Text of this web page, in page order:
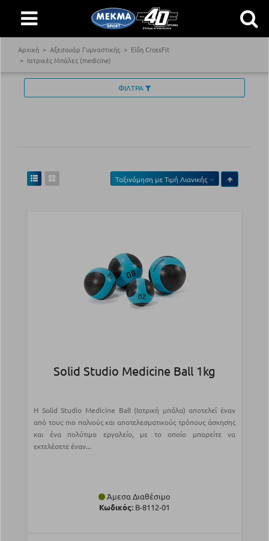
Αρχική Αξεσουάρ Γυμναστικής
Είδη CrossFit
Ιατρικές Μπάλες (medicine)
ΦΙΛΤΡΑ
Ταξινόμηση μεΤιμή Λιανικής
Solid Studio Medicine Ball 1kg
Η Solid Studio Medicine Ball (Ιατρική μπάλα) αποτελεί έναν
από τους πιο παλιούς και αποτελεσματικούς τρόπους άσκησης
και ένα πολύτιμο εργαλείο, με το οποίο μπορείτε να
εκτελέσετε έναν...
Άμεσα Διαθέσιμο
Κωδικός: Β-8112-01